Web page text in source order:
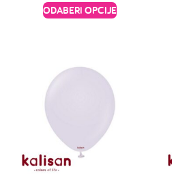
ODABERI OPCIJE